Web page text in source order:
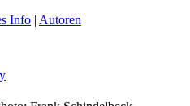
Info | Autoren